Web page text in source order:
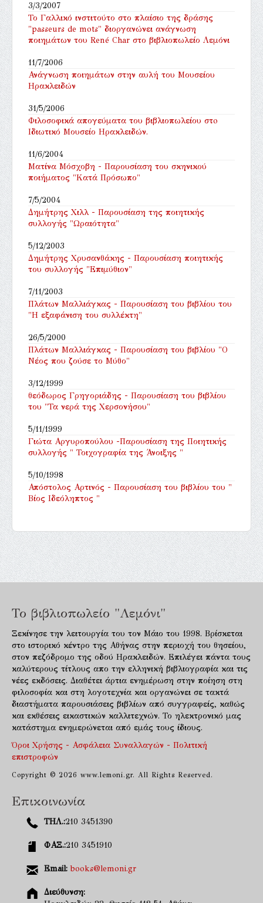
3/3/2007
Το Γαλλικό ινστιτούτο στο πλαίσιο της δράσης
"passeurs de mots" διοργανώνει ανάγνωση
ποιημάτων του René Char στο βιβλιοπωλείο Λεμόνι
11/7/2006
Ανάγνωση ποιημάτων στην αυλή του Μουσείου
Ηρακλειδών
31/5/2006
Φιλοσοφικά απογεύματα του βιβλιοπωλείου στo
Ιδιωτικό Μουσείο Ηρακλειδών.
11/6/2004
Ματίνα Μόσχοβη - Παρουσίαση του σκηνικού
ποιήματος "Κατά Πρόσωπο"
7/5/2004
Δημήτρης Χιλλ - Παρουσίαση της ποιητικής
συλλογής "Ωραιότητα"
5/12/2003
Δημήτρης Χρυσανθάκης - Παρουσίαση ποιητικής
του συλλογής "Επιμύθιον"
7/11/2003
Πλάτων Μαλλιάγκας - Παρουσίαση του βιβλίου του
"Η εξαφάνιση του συλλέκτη"
26/5/2000
Πλάτων Μαλλιάγκας - Παρουσίαση του βιβλίου "Ο
Νέος που ζούσε το Μύθο"
3/12/1999
θεόδωρος Γρηγοριάδης - Παρουσίαση του βιβλίου
του "Τα νερά της Χερσονήσου"
5/11/1999
Γιώτα Αργυροπούλου -Παρουσίαση της Ποιητικής
συλλογής " Τοιχογραφία της Άνοιξης "
5/10/1998
Απόστολος Αρτινός - Παρουσίαση του βιβλίου του "
Βίος Ιδεόληπτος "
Το βιβλιοπωλείο "Λεμόνι"
Ξεκίνησε την λειτουργία του τον Μάιο του 1998. Βρίσκεται
στο ιστορικό κέντρο της Αθήνας στην περιοχή του θησείου,
στον πεζόδρομο της οδού Ηρακλειδών. Επιλέγει πάντα τους
καλύτερους τίτλους απο την ελληνική βιβλιογραφία και τις
νέες εκδόσεις. Διαθέτει άρτια ενημέρωση στην ποίηση στη
φιλοσοφία και στη λογοτεχνία και οργανώνει σε τακτά
διαστήματα παρουσιάσεις βιβλίων από συγγραφείς, καθώς
και εκθέσεις εικαστικών καλλιτεχνών. Το ηλεκτρονικό μας
κατάστημα ενημερώνεται από εμάς τους ίδιους.
Όροι Χρήσης - Ασφάλεια Συναλλαγών - Πολιτική
επιστροφών
Copyright © 2026 www.lemoni.gr. All Rights Reserved.
Επικοινωνία
ΤΗΛ.:210 3451390
ΦΑΞ.:210 3451910
Email: books@lemoni.gr
Διεύθυνση: